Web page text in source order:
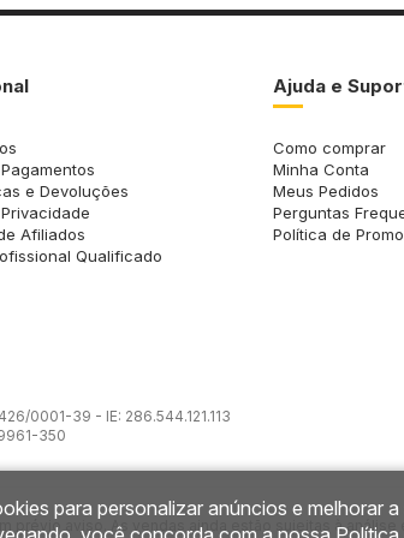
e Devoluções
Afiliados
Qualificado
Ajuda e
Como comprar
Minha Conta
Meus Pedidos
Perguntas
Política de
0001-39 - IE: 286.544.121.113
350
aviso. As vendas ainda estão sujeitas à
para personalizar anúncios e melhorar